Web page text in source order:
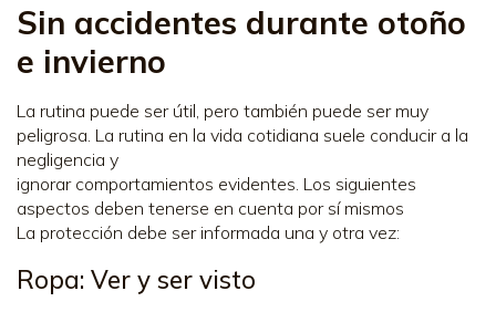
Sin accidentes durante otoño
e invierno
La rutina puede ser útil, pero también puede ser muy
peligrosa. La rutina en la vida cotidiana suele conducir a la
negligencia y
ignorar comportamientos evidentes. Los siguientes
aspectos deben tenerse en cuenta por sí mismos
La protección debe ser informada una y otra vez:
Ropa: Ver y ser visto